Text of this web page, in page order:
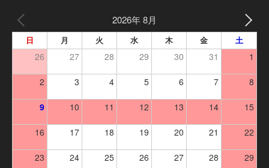
2026年 8月
日 月 火 水 木 金 土
26 27 28 29 30 31 1
2 3 4 5 6 7 8
9 10 11 12 13 14 15
16 17 18 19 20 21 22
23 24 25 26 27 28 29